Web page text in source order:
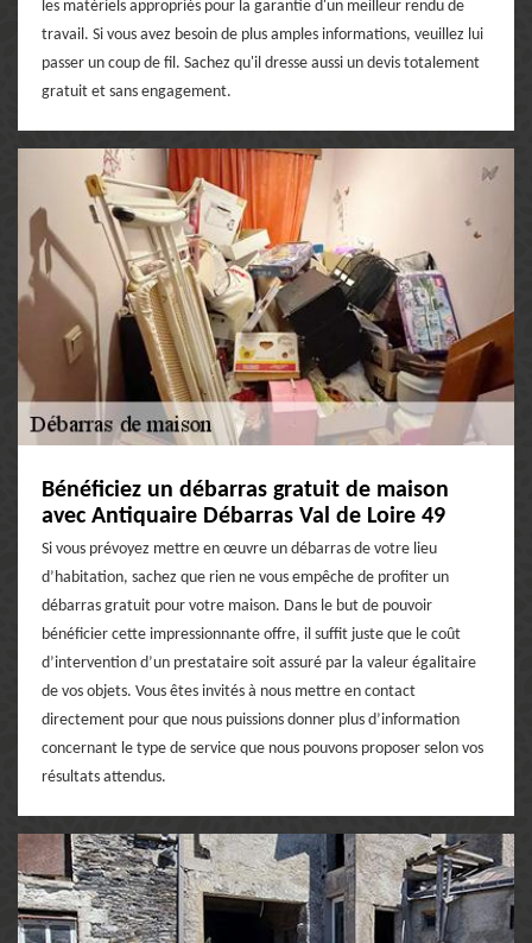
les matériels appropriés pour la garantie d'un meilleur rendu de
travail. Si vous avez besoin de plus amples informations, veuillez lui
passer un coup de fil. Sachez qu'il dresse aussi un devis totalement
gratuit et sans engagement.
Bénéficiez un débarras gratuit de maison
avec Antiquaire Débarras Val de Loire 49
Si vous prévoyez mettre en œuvre un débarras de votre lieu
d’habitation, sachez que rien ne vous empêche de profiter un
débarras gratuit pour votre maison. Dans le but de pouvoir
bénéficier cette impressionnante offre, il suffit juste que le coût
d’intervention d’un prestataire soit assuré par la valeur égalitaire
de vos objets. Vous êtes invités à nous mettre en contact
directement pour que nous puissions donner plus d’information
concernant le type de service que nous pouvons proposer selon vos
résultats attendus.